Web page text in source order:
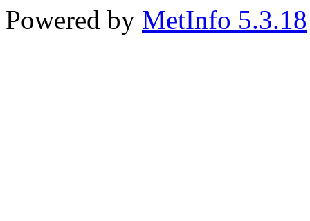
Powered by MetInfo 5.3.18